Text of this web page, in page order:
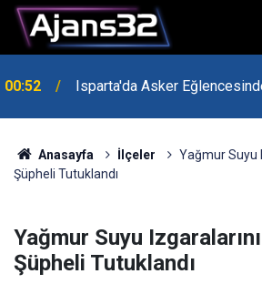
00:52 Isparta'da Asker
Anasayfa İlçeler
Yağmur Suyu
Şüpheli Tutuklandı
Yağmur Suyu
Şüpheli Tutuklandı